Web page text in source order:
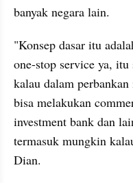
banyak negara lain.
"Konsep dasar itu
one-stop service ya, itu
kalau dalam
bisa melakukan
investment bank dan
termasuk mungkin
Dian.